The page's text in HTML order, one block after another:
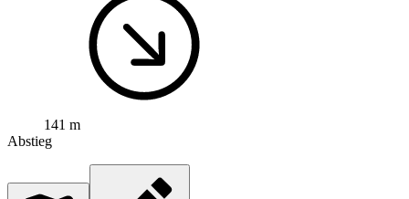
141 m
Abstieg